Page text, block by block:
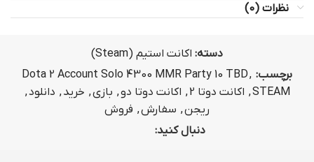
نظرات (0)
دسته: اکانت استیم (Steam)
برچسب: Dota 2 Account Solo 4300 MMR Party 10 TBD,
STEAM
, اکانت دوتا 2 , اکانت دوتا دو, بازی, خرید, دانلود,
ریجن, سفارش, فروش
دنبال کنید: